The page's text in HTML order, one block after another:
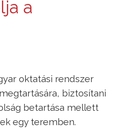
a
oktatási rendszer
biztosítani
betartása mellett
egy teremben.